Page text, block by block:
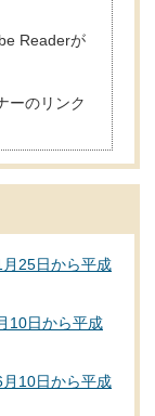
Readerが
ーのリンク
25日から平成
10日から平成
10日から平成